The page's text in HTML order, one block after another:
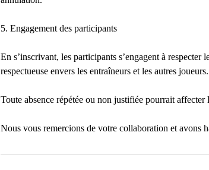
5. Engagement des participants
En s’inscrivant, les participants s’engagent à respecter
respectueuse envers les entraîneurs et les autres joueurs.
Toute absence répétée ou non justifiée pourrait affecter
Nous vous remercions de votre collaboration et avons